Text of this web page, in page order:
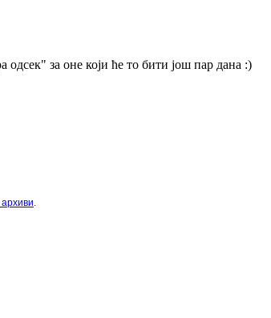
за оне који ће то бити још пар дана :)
.